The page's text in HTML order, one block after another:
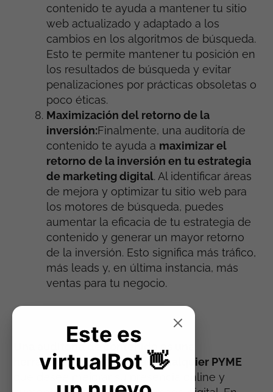
contenido te ayuda a mantener tu sitio
web actualizado y adaptado a los
cambios en los algoritmos de búsqueda.
Esto te permite mantener tu posición en
los resultados de búsqueda y evitar
penalizaciones por prácticas obsoletas o
poco éticas.
Maximización del retorno de la
inversión:Finalmente, una auditoría de
contenido te ayuda a maximizar el
retorno de la inversión en tu estrategia
de marketing digital. Al identificar áreas
de mejora y optimizar tu sitio web para
los motores de búsqueda, puedes
aumentar la eficacia de tu estrategia de
contenido y generar un mayor retorno
de la inversión. Esto significa más tráfico,
más leads y, en última instancia, más
ventas para tu negocio.
Una auditoría de contenido es una
herramienta poderosa para cualquier PYME
que desee mejorar su presencia online y
Este es
virtualBot 👋